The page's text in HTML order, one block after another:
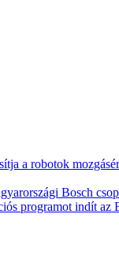
a robotok
Bosch
programot indít az